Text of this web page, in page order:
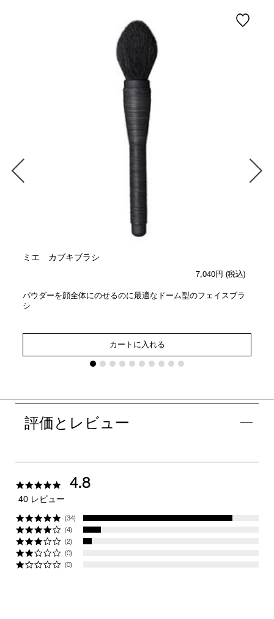
ミエ カブキブラシ
7,040円 (税込)
パウダーを顔全体にのせるのに最適なドーム型のフェイスブラ
シ
カートに入れる
評価とレビュー
4.84.8
40 レビュー
(34)
(4)
(2)
(0)
(0)